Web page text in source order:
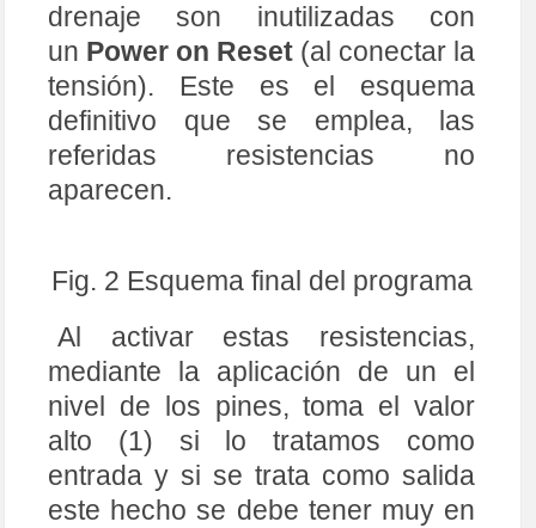
drenaje son inutilizadas con
un Power on Reset (al conectar la
tensión). Este es el esquema
definitivo que se emplea, las
referidas resistencias no
aparecen.
Fig. 2 Esquema final del programa
Al activar estas resistencias,
mediante la aplicación de un el
nivel de los pines, toma el valor
alto (1) si lo tratamos como
entrada y si se trata como salida
este hecho se debe tener muy en